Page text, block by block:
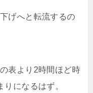
げへと転流するの
表より2時間ほど時
になるはず。